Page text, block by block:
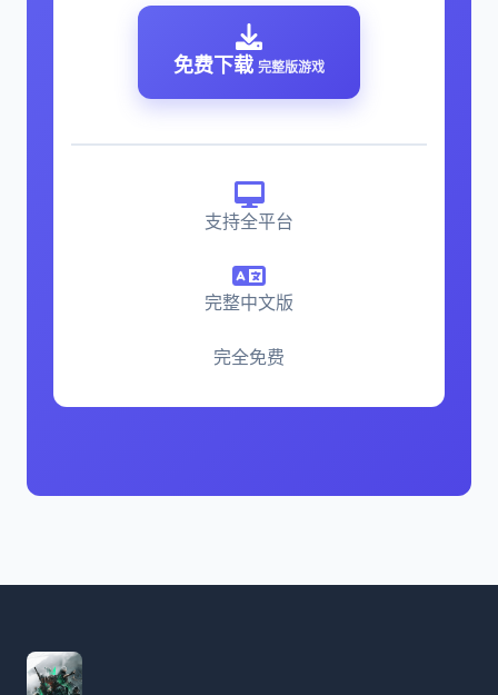
免费下载 完整版游戏
支持全平台
完整中文版
完全免费